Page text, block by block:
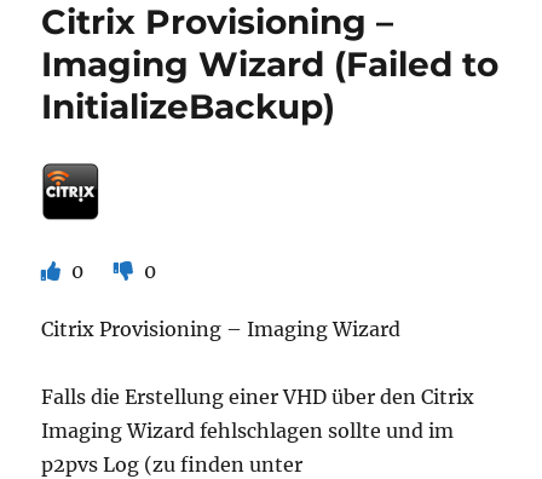
Citrix Provisioning –
Imaging Wizard (Failed to
InitializeBackup)
0 0
Citrix Provisioning – Imaging Wizard
Falls die Erstellung einer VHD über den Citrix
Imaging Wizard fehlschlagen sollte und im
p2pvs Log (zu finden unter